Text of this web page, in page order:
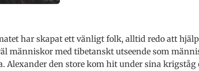
har skapat ett vänligt folk, alltid redo att
människor med tibetanskt utseende som
Alexander den store kom hit under sina krigståg